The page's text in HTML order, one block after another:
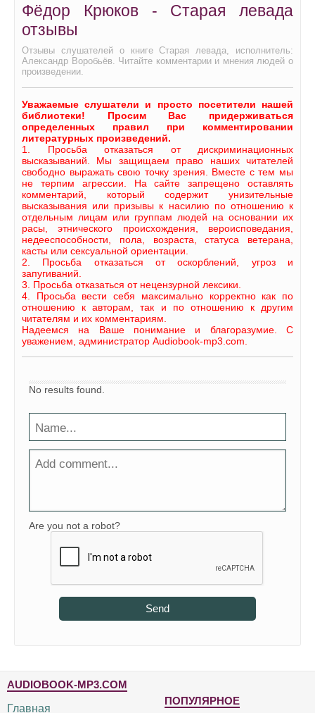
Фёдор Крюков - Старая левада
отзывы
Отзывы слушателей о книге Старая левада, исполнитель:
Александр Воробьёв. Читайте комментарии и мнения людей о
произведении.
Уважаемые слушатели и просто посетители нашей
библиотеки! Просим Вас придерживаться
определенных правил при комментировании
литературных произведений.
1. Просьба отказаться от дискриминационных
высказываний. Мы защищаем право наших читателей
свободно выражать свою точку зрения. Вместе с тем мы
не терпим агрессии. На сайте запрещено оставлять
комментарий, который содержит унизительные
высказывания или призывы к насилию по отношению к
отдельным лицам или группам людей на основании их
расы, этнического происхождения, вероисповедания,
недееспособности, пола, возраста, статуса ветерана,
касты или сексуальной ориентации.
2. Просьба отказаться от оскорблений, угроз и
запугиваний.
3. Просьба отказаться от нецензурной лексики.
4. Просьба вести себя максимально корректно как по
отношению к авторам, так и по отношению к другим
читателям и их комментариям.
Надеемся на Ваше понимание и благоразумие. С
уважением, администратор Audiobook-mp3.com.
No results found.
Are you not a robot?
Send
AUDIOBOOK-MP3.COM
Главная
ПОПУЛЯРНОЕ